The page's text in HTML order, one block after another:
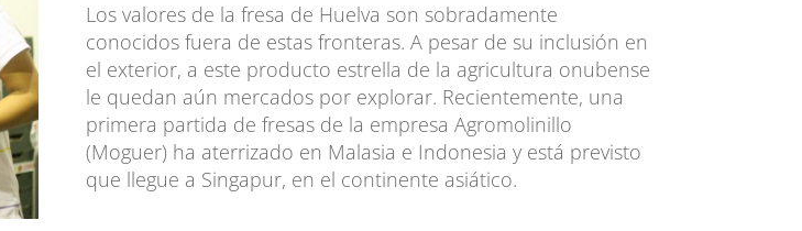
Los valores de la fresa de Huelva son sobradamente
conocidos fuera de estas fronteras. A pesar de su inclusión en
el exterior, a este producto estrella de la agricultura onubense
le quedan aún mercados por explorar. Recientemente, una
primera partida de fresas de la empresa Agromolinillo
(Moguer) ha aterrizado en Malasia e Indonesia y está previsto
que llegue a Singapur, en el continente asiático.